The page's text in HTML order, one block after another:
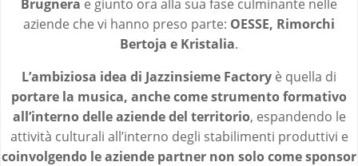
Brugnera e giunto ora alla sua fase culminante nelle
aziende che vi hanno preso parte: OESSE, Rimorchi
Bertoja e Kristalia.
L’ambiziosa idea di Jazzinsieme Factory è quella di
portare la musica, anche come strumento formativo
all’interno delle aziende del territorio, espandendo le
attività culturali all’interno degli stabilimenti produttivi e
coinvolgendo le aziende partner non solo come sponsor